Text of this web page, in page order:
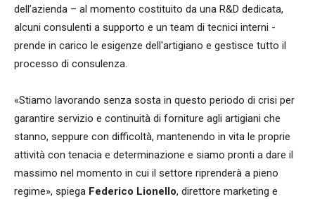
dell’azienda – al momento costituito da una R&D dedicata,
alcuni consulenti a supporto e un team di tecnici interni -
prende in carico le esigenze dell'artigiano e gestisce tutto il
processo di consulenza.
«Stiamo lavorando senza sosta in questo periodo di crisi per
garantire servizio e continuità di forniture agli artigiani che
stanno, seppure con difficoltà, mantenendo in vita le proprie
attività con tenacia e determinazione e siamo pronti a dare il
massimo nel momento in cui il settore riprenderà a pieno
regime», spiega Federico Lionello, direttore marketing e